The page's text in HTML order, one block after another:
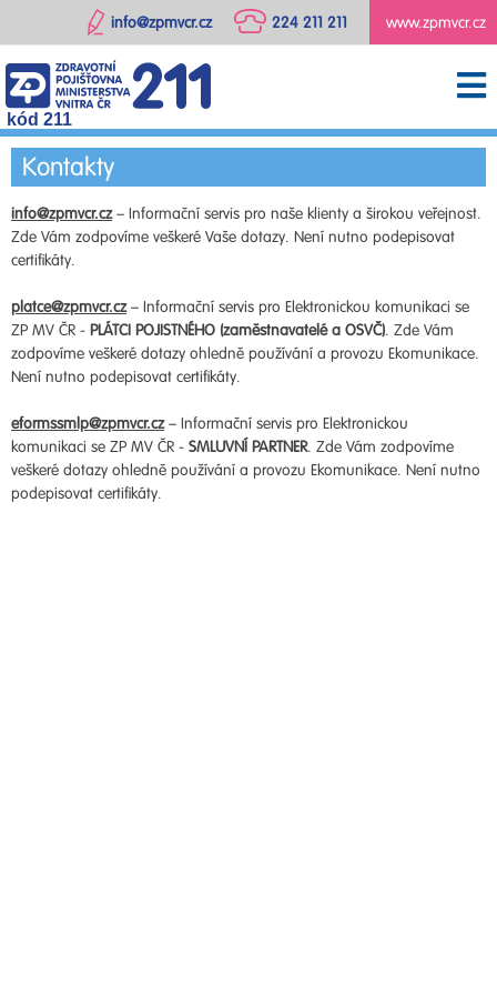
www.zpmvcr.cz
224 211 211
info@zpmvcr.cz
kód 211
Kontakty
info@zpmvcr.cz– Informační servis pro naše klienty a širokou veřejnost.
Zde Vám zodpovíme veškeré Vaše dotazy. Není nutno podepisovat
certifikáty.
platce@zpmvcr.cz– Informační servis pro Elektronickou komunikaci se
ZP MV ČR - PLÁTCI POJISTNÉHO (zaměstnavatelé a OSVČ). Zde Vám
zodpovíme veškeré dotazy ohledně používání a provozu Ekomunikace.
Není nutno podepisovat certifikáty.
eformssmlp@zpmvcr.cz– Informační servis pro Elektronickou
komunikaci se ZP MV ČR - SMLUVNÍ PARTNER. Zde Vám zodpovíme
veškeré dotazy ohledně používání a provozu Ekomunikace. Není nutno
podepisovat certifikáty.